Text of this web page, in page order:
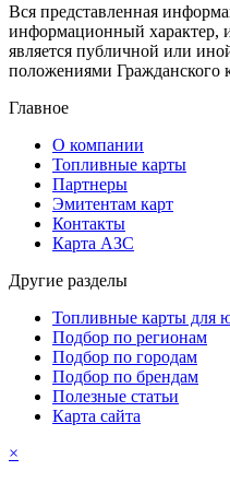
Вся представленная
информационный характер,
является публичной или
положениями Гражданского
Главное
О компании
Топливные карты
Партнеры
Эмитентам карт
Контакты
Карта АЗС
Другие разделы
Топливные карты для
Подбор по регионам
Подбор по городам
Подбор по брендам
Полезные статьи
Карта сайта
×